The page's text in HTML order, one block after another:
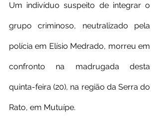
Um indivíduo suspeito de integrar o
grupo criminoso, neutralizado pela
polícia em Elísio Medrado, morreu em
confronto na madrugada desta
quinta-feira (20), na região da Serra do
Rato, em Mutuípe.